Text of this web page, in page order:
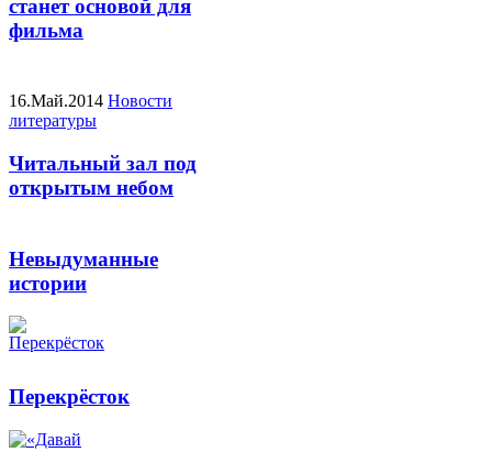
станет основой для
фильма
16.Май.2014 Новости
литературы
Читальный зал под
открытым небом
Невыдуманные
истории
Перекрёсток